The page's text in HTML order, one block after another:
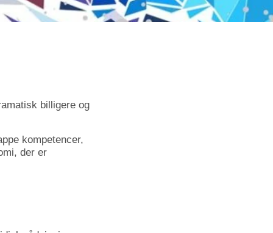
billigere og
kompetencer,
der er